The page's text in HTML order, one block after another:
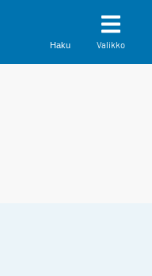
Haku Valikko